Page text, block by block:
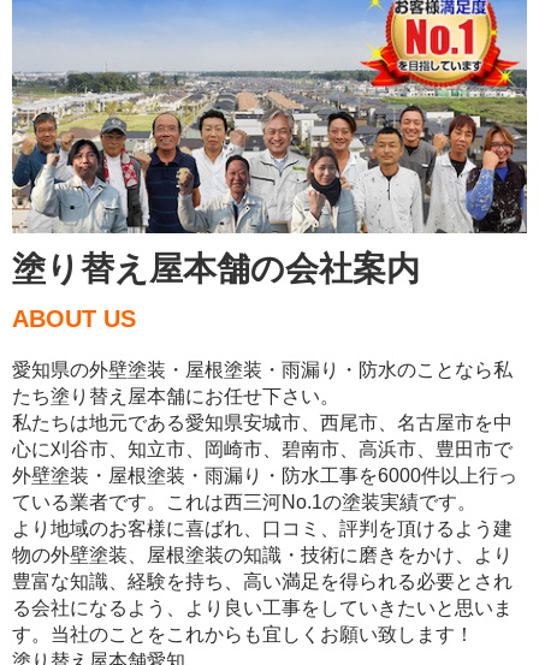
塗り替え屋本舗の会社案内
ABOUT US
愛知県の外壁塗装・屋根塗装・雨漏り・防水のことなら私
たち塗り替え屋本舗にお任せ下さい。
私たちは地元である愛知県安城市、西尾市、名古屋市を中
心に刈谷市、知立市、岡崎市、碧南市、高浜市、豊田市で
外壁塗装・屋根塗装・雨漏り・防水工事を6000件以上行っ
ている業者です。これは西三河No.1の塗装実績です。
より地域のお客様に喜ばれ、口コミ、評判を頂けるよう建
物の外壁塗装、屋根塗装の知識・技術に磨きをかけ、より
豊富な知識、経験を持ち、高い満足を得られる必要とされ
る会社になるよう、より良い工事をしていきたいと思いま
す。当社のことをこれからも宜しくお願い致します！
塗り替え屋本舗愛知